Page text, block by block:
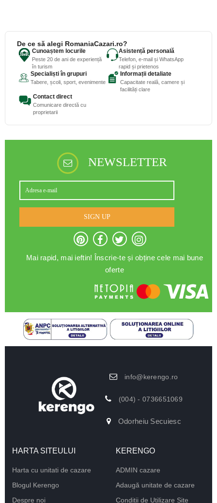
De ce să alegi RomaniaCazari.ro?
Cunoaștem locurile
Peste 20 de ani de experiență
în turism
Asistență personală
Telefon, e-mail și WhatsApp
rapid și prietenos
Specialiști în grupuri
Tabere, școli, sport, evenimente
Informații detaliate
Capacitate reală, camere și
facilități clare
Contact direct
Comunicare directă cu
proprietarii
NEWSLETTER
SIGN UP
Mai rapid, mai ieftin! Înscrie-te și obține cele mai bune
oferte
info@kerengo.ro
(004) - 0736651069
Odorheiu Secuiesc
HARTA SITEULUI
Harta cu unitati de cazare
Blogul Kerengo
Despre noi
KERENGO
ADMIN cazare
Adaugă unitate de cazare
Conditii de Utilizare Site